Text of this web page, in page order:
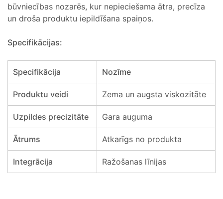
būvniecības nozarēs, kur nepieciešama ātra, precīza
un droša produktu iepildīšana spaiņos.
Specifikācijas:
Specifikācija Nozīme
Produktu veidi Zema un augsta viskozitāte
Uzpildes precizitāte Gara auguma
Ātrums Atkarīgs no produkta
Integrācija Ražošanas līnijas